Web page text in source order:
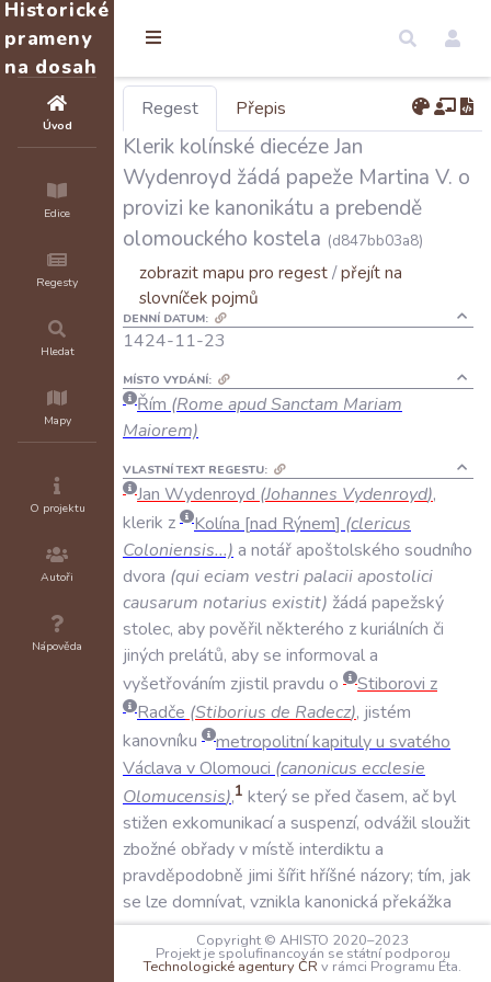
Historické
prameny
na dosah
Úvod
Edice
Regesty
Hledat
Mapy
O projektu
Autoři
Nápověda
Regest Přepis
Klerik kolínské diecéze Jan
Wydenroyd žádá papeže Martina V. o
provizi ke kanonikátu a prebendě
olomouckého kostela (d847bb03a8)
zobrazit mapu pro regest/přejít na
slovníček pojmů
DENNÍ DATUM:
1424-11-23
MÍSTO VYDÁNÍ:
Řím (Rome apud Sanctam Mariam
Maiorem)
VLASTNÍ TEXT REGESTU:
Jan Wydenroyd (Johannes Vydenroyd),
klerik z Kolína nad Rýnem (clericus
Coloniensis...) a notářapoštolského soudního
dvora (quieciam vestripalaciiapostolici
causarum notarius existit) žádá papežský
stolec, abypověřilněkterého zkuriálních či
jiných prelátů, abyse informovala
vyšetřováním zjistilpravdu o Stiborovi z
Radče (Stiborius de Radecz), jistém
kanovníku
metropolitníkapitulyu svatého
Václava vOlomouci (canonicus ecclesie
Olomucensis),1 kterýse před časem, ačbyl
stižen exkomunikacía suspenzí, odvážilsloužit
zbožné obřadyvmístě interdiktu a
pravděpodobně jimi šířithříšné názory; tím, jak
se lze domnívat, vznikla kanonická překážka
(irregularitatismacula)astalsetak
nezpůsobilýmkdržbě kanonikátuv
kapitule
Copyright © AHISTO 2020–2023
Projekt je spolufinancován se státní podporou
Technologické agentury ČR v rámci Programu Éta.